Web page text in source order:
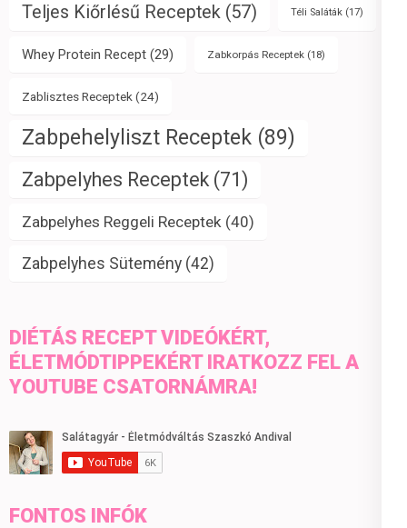
Teljes Kiőrlésű Receptek (57) Téli Saláták (17)
Whey Protein Recept (29) Zabkorpás Receptek (18)
Zablisztes Receptek (24)
Zabpehelyliszt Receptek (89)
Zabpelyhes Receptek (71)
Zabpelyhes Reggeli Receptek (40)
Zabpelyhes Sütemény (42)
DIÉTÁS RECEPT VIDEÓKÉRT,
ÉLETMÓDTIPPEKÉRT IRATKOZZ FEL A
YOUTUBE CSATORNÁMRA!
FONTOS INFÓK